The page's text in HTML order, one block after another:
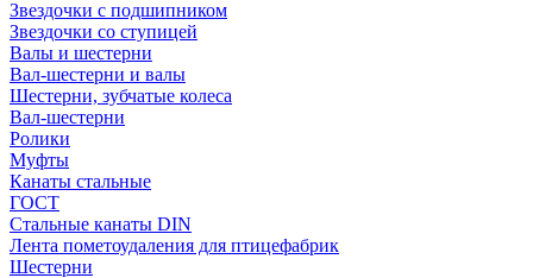
Звездочки с подшипником
Звездочки со ступицей
Валы и шестерни
Вал-шестерни и валы
Шестерни, зубчатые колеса
Вал-шестерни
Ролики
Муфты
Канаты стальные
ГОСТ
Стальные канаты DIN
Лента пометоудаления для птицефабрик
Шестерни